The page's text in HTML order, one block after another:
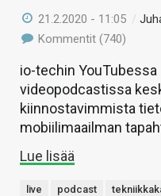
21.2.2020 - 11:05 /
Kommentit (740)
io-techin
videopodcastissa
kiinnostavimmista
mobiilimaailman
Lue lisää
live podcast